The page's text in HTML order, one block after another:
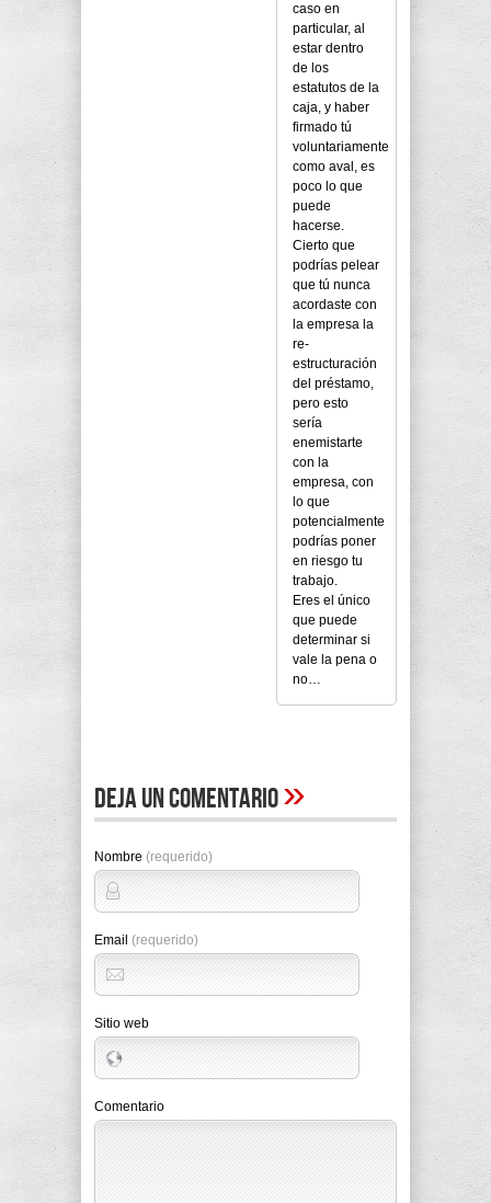
caso en
particular, al
estar dentro
de los
estatutos de la
caja, y haber
firmado tú
voluntariamente
como aval, es
poco lo que
puede
hacerse.
Cierto que
podrías pelear
que tú nunca
acordaste con
la empresa la
re-
estructuración
del préstamo,
pero esto
sería
enemistarte
con la
empresa, con
lo que
potencialmente
podrías poner
en riesgo tu
trabajo.
Eres el único
que puede
determinar si
vale la pena o
no…
Deja un comentario»
Nombre (requerido)
Email (requerido)
Sitio web
Comentario